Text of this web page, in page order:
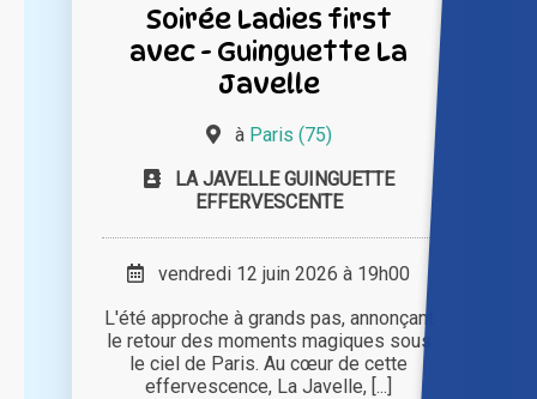
Soirée Ladies first
avec - Guinguette La
Javelle
à Paris (75)
LA JAVELLE GUINGUETTE
EFFERVESCENTE
vendredi 12 juin 2026 à 19h00
L'été approche à grands pas, annonçant
le retour des moments magiques sous
le ciel de Paris. Au cœur de cette
effervescence, La Javelle, [...]